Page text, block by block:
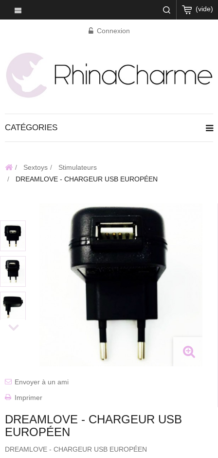
(vide)
Connexion
CATÉGORIES
Sextoys
Stimulateurs
DREAMLOVE - CHARGEUR USB EUROPÉEN
Envoyer à un ami
Imprimer
DREAMLOVE - CHARGEUR USB
EUROPÉEN
DREAMLOVE - CHARGEUR USB EUROPÉEN